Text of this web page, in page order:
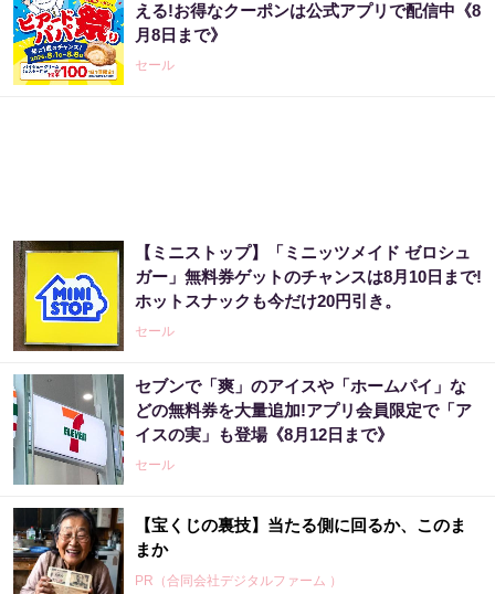
える!お得なクーポンは公式アプリで配信中《8
月8日まで》
セール
【ミニストップ】「ミニッツメイド ゼロシュ
ガー」無料券ゲットのチャンスは8月10日まで!
ホットスナックも今だけ20円引き。
セール
セブンで「爽」のアイスや「ホームパイ」な
どの無料券を大量追加!アプリ会員限定で「ア
イスの実」も登場《8月12日まで》
セール
【宝くじの裏技】当たる側に回るか、このま
まか
PR（合同会社デジタルファーム ）